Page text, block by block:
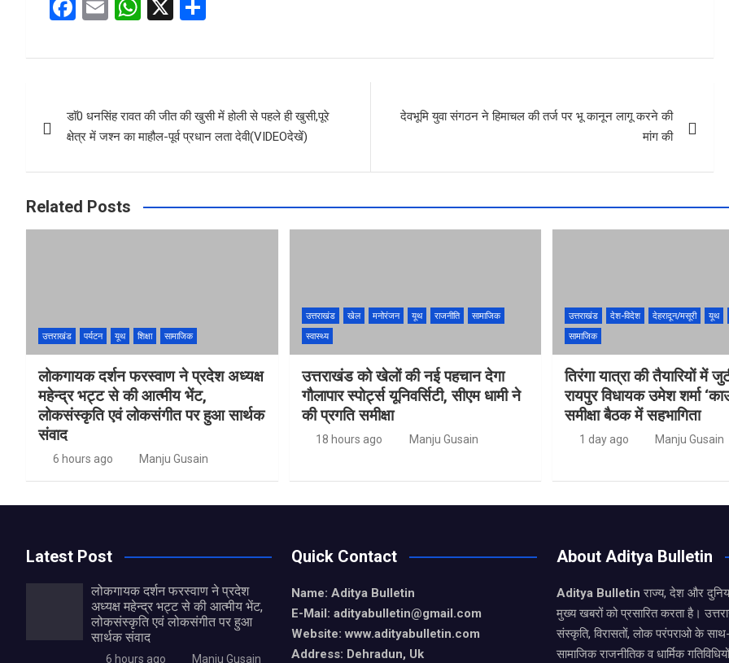
F
ce
o
o
k
E
ail
W
at
A
p
p
X
ar
navigation
डाॅ0 धनसिंह रावत की जीत की खुसी में होली से पहले ही खुसी,पूरे
क्षेत्र में जश्न का माहौल-पूर्व प्रधान लता देवी(VIDEOदेखें)
देवभूमि युवा संगठन ने हिमाचल की तर्ज पर भू कानून लागू करने की
मांग की
Related Posts
उत्तराखंड पर्यटन यूथ शिक्षा सामाजिक
लोकगायक दर्शन फरस्वाण ने प्रदेश अध्यक्ष
महेन्द्र भट्ट से की आत्मीय भेंट,
लोकसंस्कृति एवं लोकसंगीत पर हुआ सार्थक
संवाद
6 hours ago Manju Gusain
उत्तराखंड खेल मनोरंजन यूथ राजनीति
सामाजिक
स्वास्थ्य
उत्तराखंड को खेलों की नई पहचान देगा
गौलापार स्पोर्ट्स यूनिवर्सिटी, सीएम धामी ने
की प्रगति समीक्षा
18 hours ago Manju Gusain
उत्तराखंड देश-विदेश देहरादून/मसूरी यूथ
सामाजिक
तिरंगा यात्रा की तैयारियों में
रायपुर विधायक उमेश शर्मा
समीक्षा बैठक में सहभागिता
1 day ago Manju Gusain
Latest Post
लोकगायक दर्शन फरस्वाण ने प्रदेश
अध्यक्ष महेन्द्र भट्ट से की आत्मीय भेंट,
लोकसंस्कृति एवं लोकसंगीत पर हुआ
सार्थक संवाद
6 hours ago Manju Gusain
Quick Contact
Name: Aditya Bulletin
E-Mail: adityabulletin@gmail.com
Website: www.adityabulletin.com
Address: Dehradun, Uk
About Aditya Bulletin
Aditya Bulletinराज्य, देश और
मुख्य खबरों को प्रसारित करता है।
संस्कृति, विरासतों, लोक परंपराओ के
सामाजिक राजनीतिक व धार्मिक